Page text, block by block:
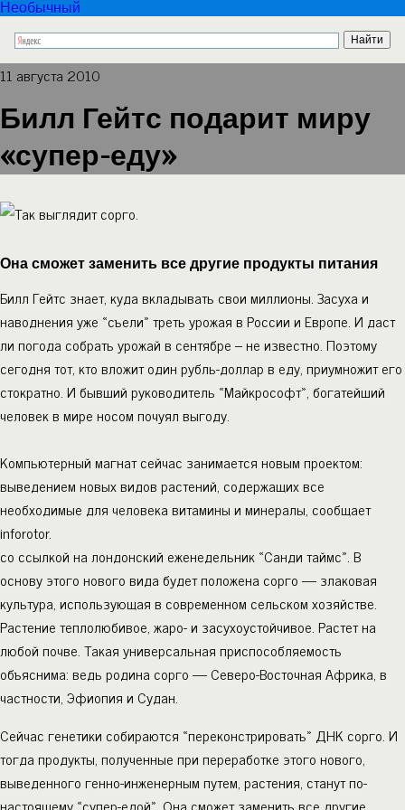
Необычный
11 августа 2010
Билл Гейтс подарит миру
«супер-еду»
Она сможет заменить все другие продукты питания
Билл Гейтс знает, куда вкладывать свои миллионы. Засуха и
наводнения уже «съели» треть урожая в России и Европе. И даст
ли погода собрать урожай в сентябре – не известно. Поэтому
сегодня тот, кто вложит один рубль-доллар в еду, приумножит его
стократно. И бывший руководитель «Майкрософт», богатейший
человек в мире носом почуял выгоду.
Компьютерный магнат сейчас занимается новым проектом:
выведением новых видов растений, содержащих все
необходимые для человека витамины и минералы, сообщает
inforotor.
со ссылкой на лондонский еженедельник «Санди таймс». В
основу этого нового вида будет положена сорго — злаковая
культура, использующая в современном сельском хозяйстве.
Растение теплолюбивое, жаро- и засухоустойчивое. Растет на
любой почве. Такая универсальная приспособляемость
объяснима: ведь родина сорго — Северо-Восточная Африка, в
частности, Эфиопия и Судан.
Сейчас генетики собираются «переконстрировать» ДНК сорго. И
тогда продукты, полученные при переработке этого нового,
выведенного генно-инженерным путем, растения, станут по-